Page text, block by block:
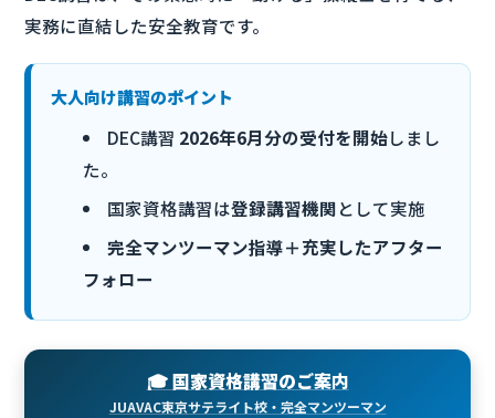
実務に直結した安全教育です。
大人向け講習のポイント
DEC講習 2026年6月分の受付を開始しまし
た。
国家資格講習は登録講習機関として実施
完全マンツーマン指導＋充実したアフター
フォロー
🎓 国家資格講習のご案内
JUAVAC東京サテライト校・完全マンツーマン